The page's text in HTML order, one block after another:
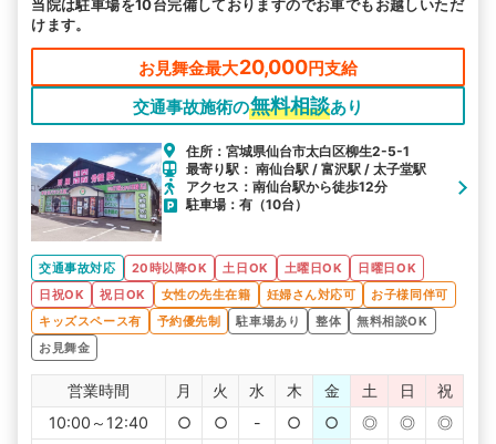
当院は駐車場を10台完備しておりますのでお車でもお越しいただ
けます。
お見舞金最大20,000円支給
交通事故施術の無料相談あり
住所：宮城県仙台市太白区柳生2-5-1
最寄り駅： 南仙台駅 / 富沢駅 / 太子堂駅
アクセス：南仙台駅から徒歩12分
駐車場：有（10台）
交通事故対応 20時以降OK 土日OK 土曜日OK
日曜日OK
日祝OK
祝日OK 女性の先生在籍 妊婦さん対応可
お子様同伴可
キッズスペース有
予約優先制 駐車場あり 整体
無料相談OK
お見舞金
営業時間 月 火 水 木 金 土 日
祝
10:00～12:40
○ ○ - ○ ○ ◎ ◎
◎